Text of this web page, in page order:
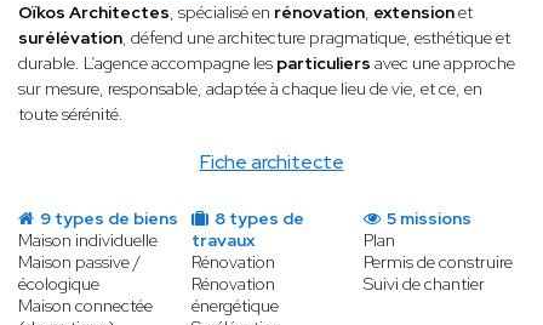
Fiche architecte
Oïkos Architectes, spécialisé en rénovation, extensionet
surélévation, défend une architecture pragmatique, esthétique et
durable. L’agence accompagne les particuliers avec une approche
sur mesure, responsable, adaptée à chaque lieu de vie, et ce, en
toute sérénité.
9 types de biens
Maison individuelle
Maison passive /
écologique
Maison connectée
8 types de
travaux
Rénovation
Rénovation
énergétique
5 missions
Plan
Permis de construire
Suivi de chantier